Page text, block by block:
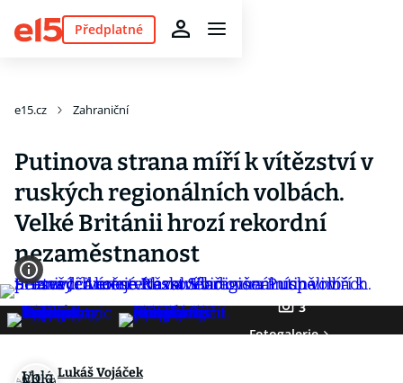
Předplatné
e15.cz Zahraniční
Putinova strana míří k vítězství v
ruských regionálních volbách.
Velké Británii hrozí rekordní
nezaměstnanost
3
Fotogalerie
Lukáš Vojáček